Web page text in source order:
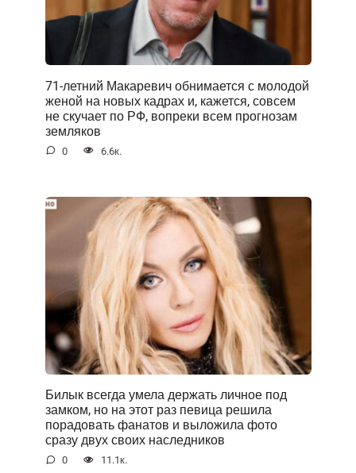
71-летний Макаревич обнимается с молодой
женой на новых кадрах и, кажется, совсем
не скучает по РФ, вопреки всем прогнозам
земляков
0 6.6к.
Билык всегда умела держать личное под
замком, но на этот раз певица решила
порадовать фанатов и выложила фото
сразу двух своих наследников
0 11.1к.